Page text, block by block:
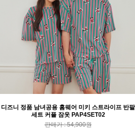
디즈니 정품 남녀공용 홈웨어 미키 스트라이프 반팔
세트 커플 잠옷 PAP4SET02
판매가 : 54,900원